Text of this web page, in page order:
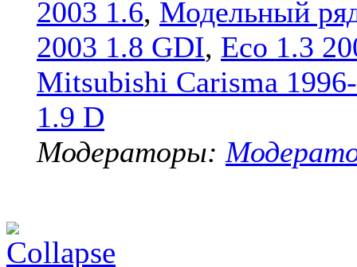
2003 1.6, Модельный
2003 1.8 GDI, Eco 1.3
Mitsubishi Carisma
1.9 D
Модераторы: